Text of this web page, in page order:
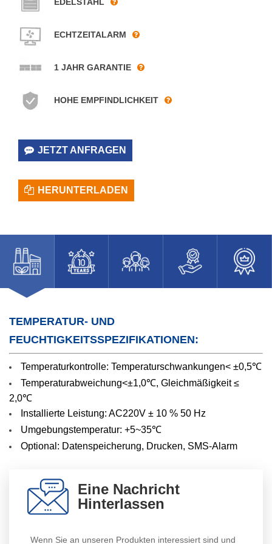
ECHTZEITALARM
1 JAHR GARANTIE
HOHE EMPFINDLICHKEIT
JETZT ANFRAGEN
HERUNTERLADEN
TEMPERATUR- UND
FEUCHTIGKEITSSPEZIFIKATIONEN:
Temperaturkontrolle: Temperaturschwankungen< ±0,5℃
Temperaturabweichung<±1,0℃, Gleichmäßigkeit ≤
2,0℃
Installierte Leistung: AC220V ± 10 % 50 Hz
Umgebungstemperatur: +5~35℃
Optional: Datenspeicherung, Drucken, SMS-Alarm
Eine Nachricht
Hinterlassen
Wenn Sie an unseren Produkten interessiert sind und